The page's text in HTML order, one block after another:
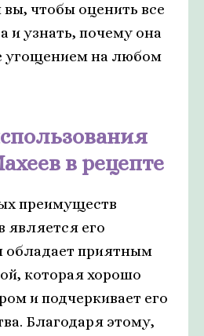
вы, чтобы оценить все
и узнать, почему она
угощением на любом
в рецепте
преимуществ
является его
обладает приятным
которая хорошо
и подчеркивает его
Благодаря этому,